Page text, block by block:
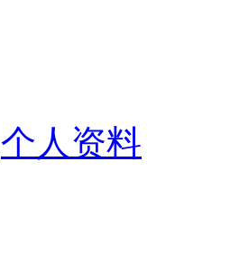
个人资料